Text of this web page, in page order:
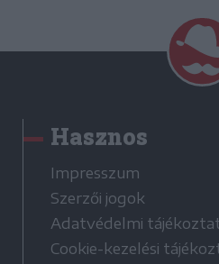
Hasznos
Impresszum
Szerzői jogok
Adatvédelmi
Cookie-kezelési